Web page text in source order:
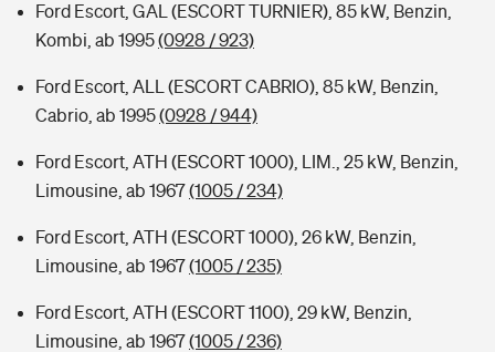
Ford Escort, GAL (ESCORT TURNIER), 85 kW, Benzin,
Kombi, ab 1995(0928 / 923)
Ford Escort, ALL (ESCORT CABRIO), 85 kW, Benzin,
Cabrio, ab 1995(0928 / 944)
Ford Escort, ATH (ESCORT 1000), LIM., 25 kW, Benzin,
Limousine, ab 1967(1005 / 234)
Ford Escort, ATH (ESCORT 1000), 26 kW, Benzin,
Limousine, ab 1967(1005 / 235)
Ford Escort, ATH (ESCORT 1100), 29 kW, Benzin,
Limousine, ab 1967(1005 / 236)